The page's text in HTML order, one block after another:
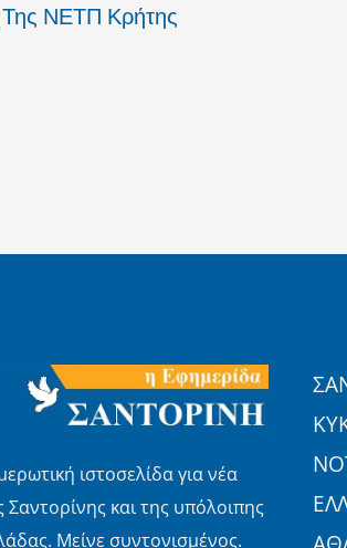
Της ΝΕΤΠ Κρήτης
ιστοσελίδα για νέα
Σαντορίνης και της υπόλοιπης
Μείνε συντονισμένος.